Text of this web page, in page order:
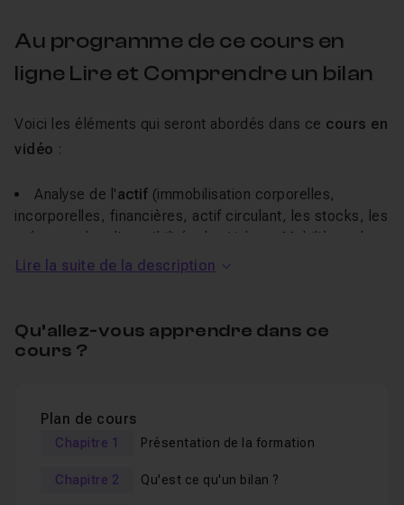
Au programme de ce cours en
ligne Lire et Comprendre un bilan
Voici les éléments qui seront abordés dans ce cours en
vidéo :
Analyse de l'actif (immobilisation corporelles,
incorporelles, financières, actif circulant, les stocks, les
créances, les disponibilités, les Valeurs Mobilières de
Placement).
capital social, réserves, résultat, provisions
réglementées et risques et charges, et enfin le report à
Les
produits constatés d'avance.
bilan fonctionnel.
Nous terminerons la formation par l'analyse du bilan
Lire la suite de la description
Qu’allez-vous apprendre dans ce
cours ?
Plan de cours
Chapitre 1 Présentation de la formation
Chapitre 2 Qu'est ce qu'un bilan ?